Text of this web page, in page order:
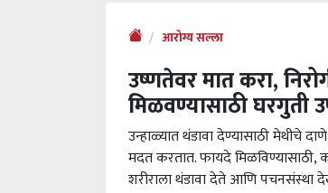
आरोग्य सल्ला
उष्णतेवर मात करा,
मिळवण्यासाठी घरगुती
उन्हाळ्यात थंडावा देण्यासाठी मेथीचे
मदत करतात. फायदे मिळविण्यासाठी,
शरीराला थंडावा देते आणि